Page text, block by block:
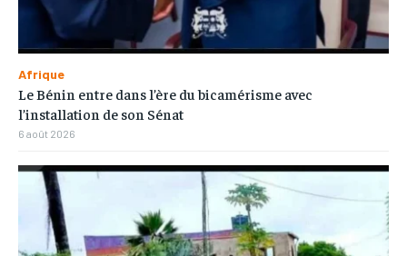
Afrique
Le Bénin entre dans l’ère du bicamérisme avec
l’installation de son Sénat
6 août 2026